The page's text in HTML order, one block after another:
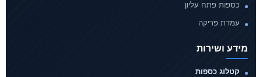
כספות פתח עליון
עמדת פריקה
מידע ושירות
קטלוג כספות